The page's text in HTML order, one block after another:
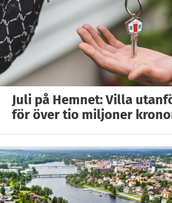
Juli på Hemnet: Villa
för över tio miljoner